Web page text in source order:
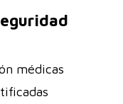
médicas